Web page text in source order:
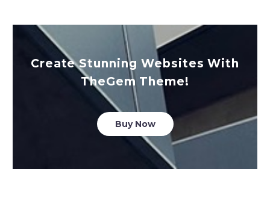
Create Stunning Websites With
TheGem Theme!
Buy Now